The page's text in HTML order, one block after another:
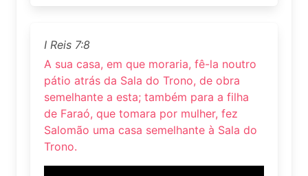
I Reis 7:8
A sua casa, em que moraria, fê-la noutro
pátio atrás da Sala do Trono, de obra
semelhante a esta; também para a filha
de Faraó, que tomara por mulher, fez
Salomão uma casa semelhante à Sala do
Trono.